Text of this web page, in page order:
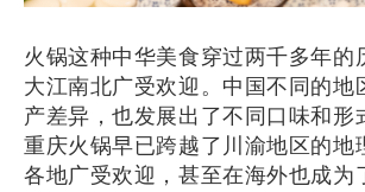
火锅这种中华美食穿过两千多年的历史，在中国的
大江南北广受欢迎。中国不同的地
产差异，也发展出了不同口味和形
重庆火锅早已跨越了川渝地区的地
各地广受欢迎，甚至在海外也成为